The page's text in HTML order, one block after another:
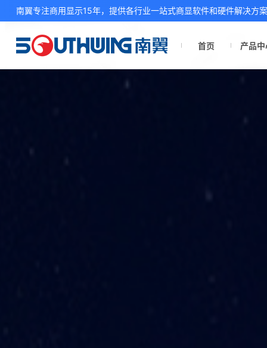
南翼专注商用显示15年，提供各行业一站式商显软件和硬件解决方
首页 产品